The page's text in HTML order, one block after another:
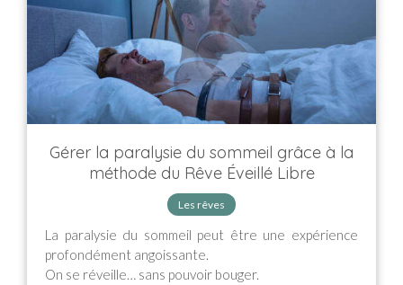
Gérer la paralysie du sommeil grâce à la
méthode du Rêve Éveillé Libre
Les rêves
La paralysie du sommeil peut être une expérience
profondément angoissante.
On se réveille… sans pouvoir bouger.